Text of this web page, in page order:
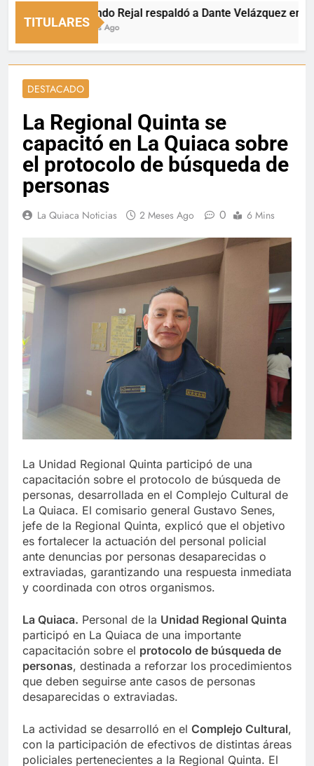
TITULARES
Fernando Rejal respaldó a Dante Velázquez en el
20 Horas Ago
DESTACADO
La Regional Quinta se
capacitó en La Quiaca sobre
el protocolo de búsqueda de
personas
La Quiaca Noticias 2 Meses Ago 0 6 Mins
La Unidad Regional Quinta participó de una
capacitación sobre el protocolo de búsqueda de
personas, desarrollada en el Complejo Cultural de
La Quiaca. El comisario general Gustavo Senes,
jefe de la Regional Quinta, explicó que el objetivo
es fortalecer la actuación del personal policial
ante denuncias por personas desaparecidas o
extraviadas, garantizando una respuesta inmediata
y coordinada con otros organismos.
La Quiaca. Personal de la Unidad Regional Quinta
participó en La Quiaca de una importante
capacitación sobre el protocolo de búsqueda de
personas, destinada a reforzar los procedimientos
que deben seguirse ante casos de personas
desaparecidas o extraviadas.
La actividad se desarrolló en el Complejo Cultural,
con la participación de efectivos de distintas áreas
policiales pertenecientes a la Regional Quinta. El